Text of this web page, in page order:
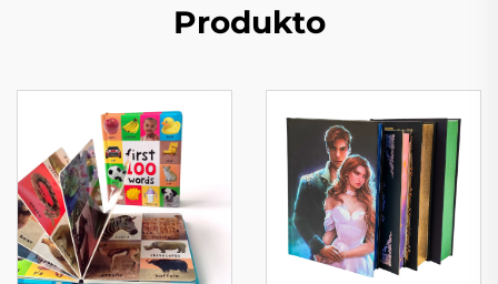
Produkto